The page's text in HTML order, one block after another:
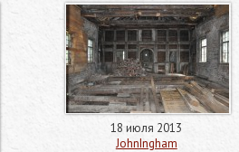
18 июля 2013
JohnIngham